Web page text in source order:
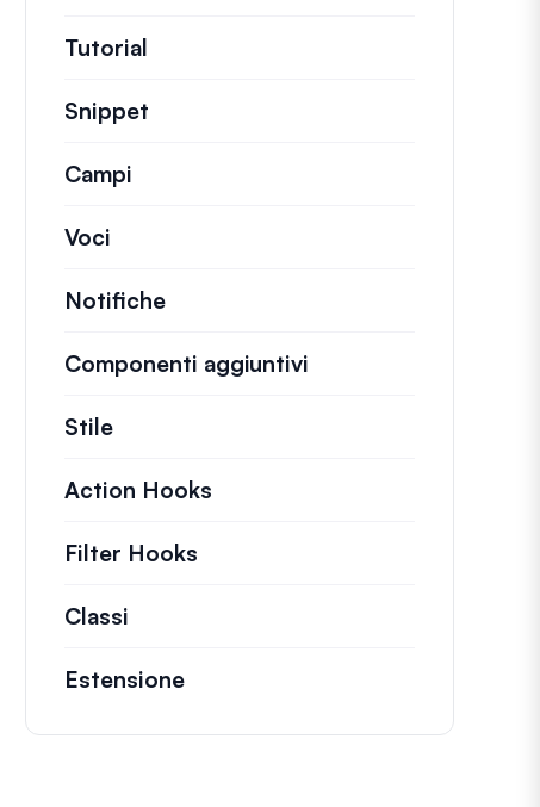
Tutorial
Snippet
Campi
Voci
Notifiche
Componenti aggiuntivi
Stile
Action Hooks
Filter Hooks
Classi
Estensione